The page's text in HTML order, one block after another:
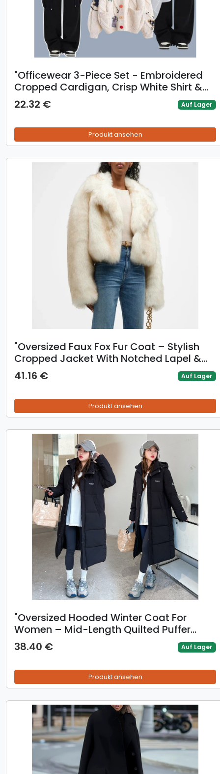
​​"Officewear 3-Piece Set - Embroidered
Cropped Cardigan, Crisp White Shirt &
Utility Jeans, Minimalist Business Casual
Outfit With Button Details"​​
22.32 € Auf Lager
Produkt ansehen
​​"Oversized Faux Fox Fur Coat – Stylish
Cropped Jacket With Notched Lapel &
3D Embellishments (XS-2XL)"​​
41.16 € Auf Lager
Produkt ansehen
​​"Oversized Hooded Winter Coat For
Women – Mid-Length Quilted Puffer
Jacket (Polyester Shell, 5 Colors, 5 Sizes,
Korean-Student Style)"​​
38.40 € Auf Lager
Produkt ansehen